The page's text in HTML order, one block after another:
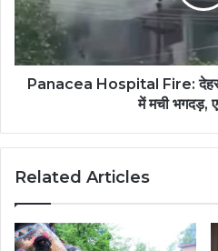
Panacea Hospital Fire:
में मची भगदड़,
Related Articles